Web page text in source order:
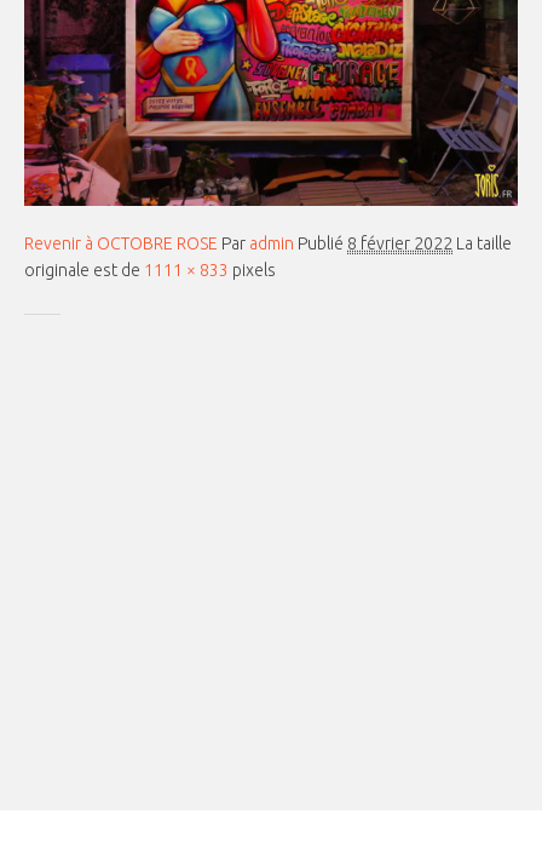
Revenir à OCTOBRE ROSE Par admin Publié 8 février 2022 La taille
originale est de 1111 × 833 pixels